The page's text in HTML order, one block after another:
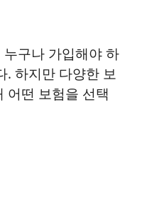
구나 가입해야 하
. 하지만 다양한 보
어떤 보험을 선택